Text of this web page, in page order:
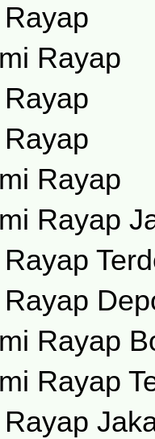
Rayap
Rayap
Rayap
Rayap
Rayap